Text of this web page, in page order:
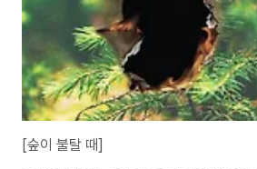
[숲이 불탈 때]